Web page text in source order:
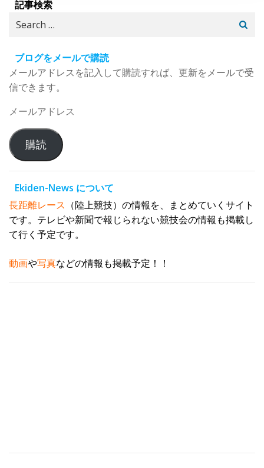
記事検索
Search
ブログをメールで購読
メールアドレスを記入して購読すれば、更新をメールで受
信できます。
メ
ル
ア
ド
レ
ス
購読
Ekiden-News について
長距離レース （陸上競技）の情報を、まとめていくサイト
です。テレビや新聞で報じられない競技会の情報も掲載し
て行く予定です。
動画や写真などの情報も掲載予定！！